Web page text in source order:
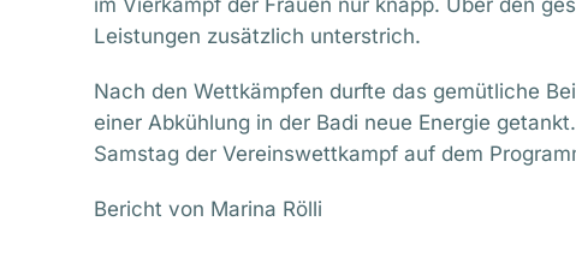
im Vierkampf der Frauen nur knapp. Über den
Leistungen zusätzlich unterstrich.
Nach den Wettkämpfen durfte das gemütliche
einer Abkühlung in der Badi neue Energie
Samstag der Vereinswettkampf auf dem
Bericht von Marina Rölli